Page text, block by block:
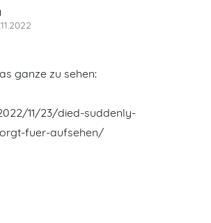
ganze zu sehen:
11/23/died-suddenly-
fuer-aufsehen/